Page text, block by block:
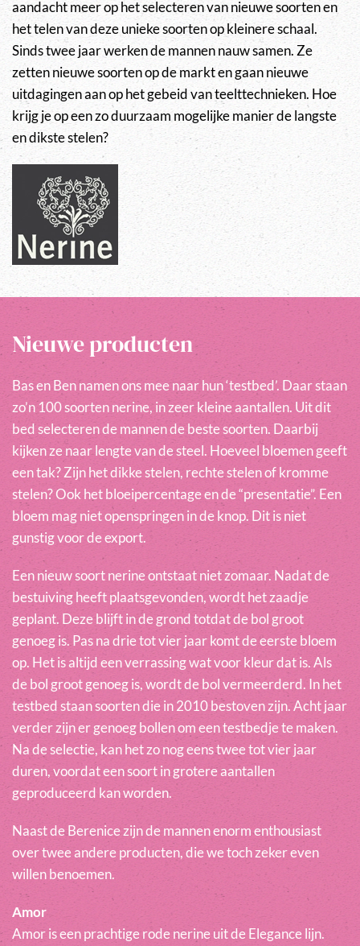
aandacht meer op het selecteren van nieuwe soorten en
het telen van deze unieke soorten op kleinere schaal.
Sinds twee jaar werken de mannen nauw samen. Ze
zetten nieuwe soorten op de markt en gaan nieuwe
uitdagingen aan op het gebeid van teelttechnieken. Hoe
krijg je op een zo duurzaam mogelijke manier de langste
en dikste stelen?
Nieuwe producten
Bas en Ben namen ons mee naar hun ‘testbed’. Daar staan
zo’n 100 soorten nerine, in zeer kleine aantallen. Uit dit
bed selecteren de mannen de beste soorten. Daarbij
kijken ze naar lengte van de steel. Hoeveel bloemen geeft
een tak? Zijn het dikke stelen, rechte stelen of kromme
stelen? Ook het bloeipercentage en de “presentatie”. Een
bloem mag niet openspringen in de knop. Dit is niet
gunstig voor de export.
Een nieuw soort nerine ontstaat niet zomaar. Nadat de
bestuiving heeft plaatsgevonden, wordt het zaadje
geplant. Deze blijft in de grond totdat de bol groot
genoeg is. Pas na drie tot vier jaar komt de eerste bloem
op. Het is altijd een verrassing wat voor kleur dat is. Als
de bol groot genoeg is, wordt de bol vermeerderd. In het
testbed staan soorten die in 2010 bestoven zijn. Acht jaar
verder zijn er genoeg bollen om een testbedje te maken.
Na de selectie, kan het zo nog eens twee tot vier jaar
duren, voordat een soort in grotere aantallen
geproduceerd kan worden.
Naast de Berenice zijn de mannen enorm enthousiast
over twee andere producten, die we toch zeker even
willen benoemen.
Amor
Amor is een prachtige rode nerine uit de Elegance lijn.